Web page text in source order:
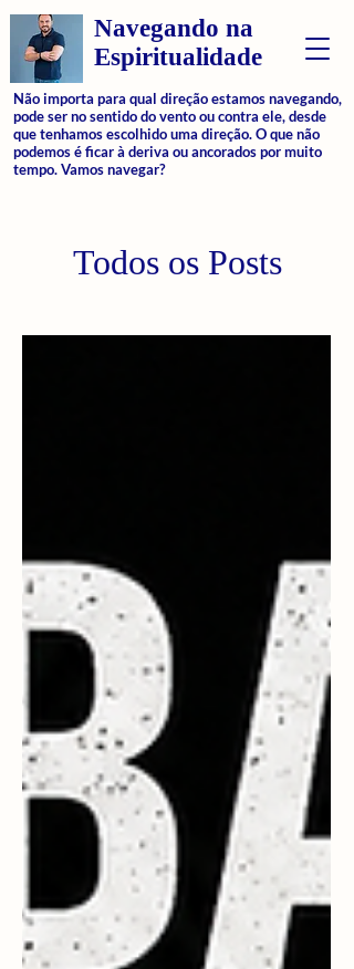
Navegando na
Espiritualidade
Não importa para qual direção estamos navegando,
pode ser no sentido do vento ou contra ele, desde
que tenhamos escolhido uma direção. O que não
podemos é ficar à deriva ou ancorados por muito
tempo. Vamos navegar?
Todos os Posts